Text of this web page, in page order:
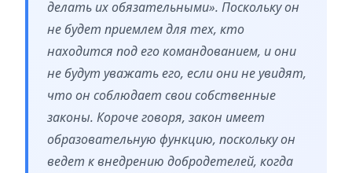
делать их обязательными». Поскольку он
не будет приемлем для тех, кто
находится под его командованием, и они
не будут уважать его, если они не увидят,
что он соблюдает свои собственные
законы. Короче говоря, закон имеет
образовательную функцию, поскольку он
ведет к внедрению добродетелей, когда